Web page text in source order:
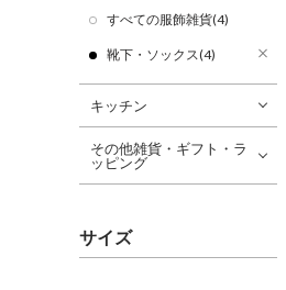
すべての服飾雑貨(4)
靴下・ソックス(4)
キッチン
その他雑貨・ギフト・ラ
ッピング
サイズ